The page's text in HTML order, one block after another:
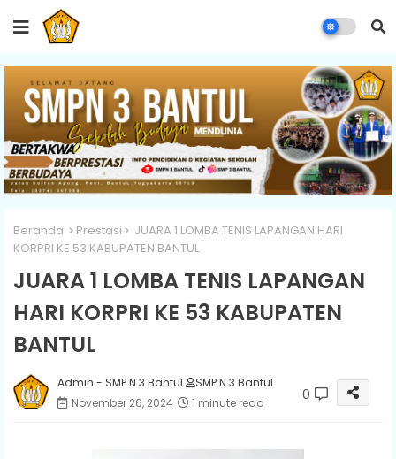
Beranda Prestasi
JUARA 1 LOMBA TENIS LAPANGAN HARI
KORPRI KE 53 KABUPATEN BANTUL
JUARA 1 LOMBA TENIS LAPANGAN
HARI KORPRI KE 53 KABUPATEN
BANTUL
Admin - SMP N 3 Bantul
SMP N 3 Bantul
November 26, 2024
1 minute read 0